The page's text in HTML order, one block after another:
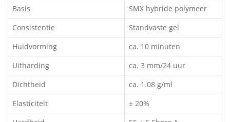
Basis
SMX hybride polymeer
Consistentie
Standvaste gel
Huidvorming
ca. 10 minuten
Uitharding
ca. 3 mm/24 uur
Dichtheid
ca. 1.08 g/ml
Elasticiteit
± 20%